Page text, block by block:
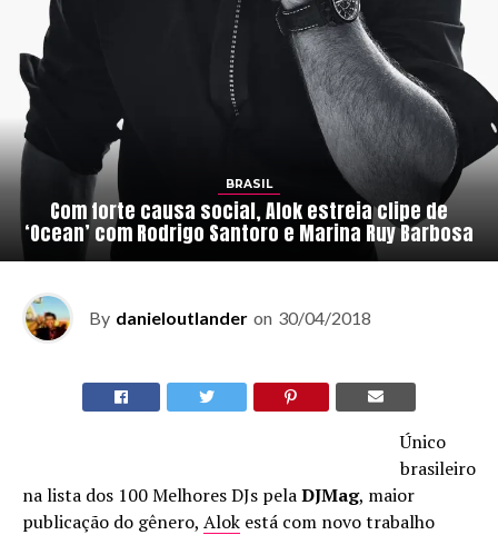
BRASIL
Com forte causa social, Alok estreia clipe de
‘Ocean’ com Rodrigo Santoro e Marina Ruy Barbosa
By danieloutlander on 30/04/2018
Único
brasileiro
na lista dos 100 Melhores DJs pelaDJMag, maior
publicação do gênero, Alok está com novo trabalho